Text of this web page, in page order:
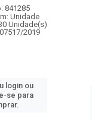
841285
Unidade
Unidade(s)
2019
login ou
se para